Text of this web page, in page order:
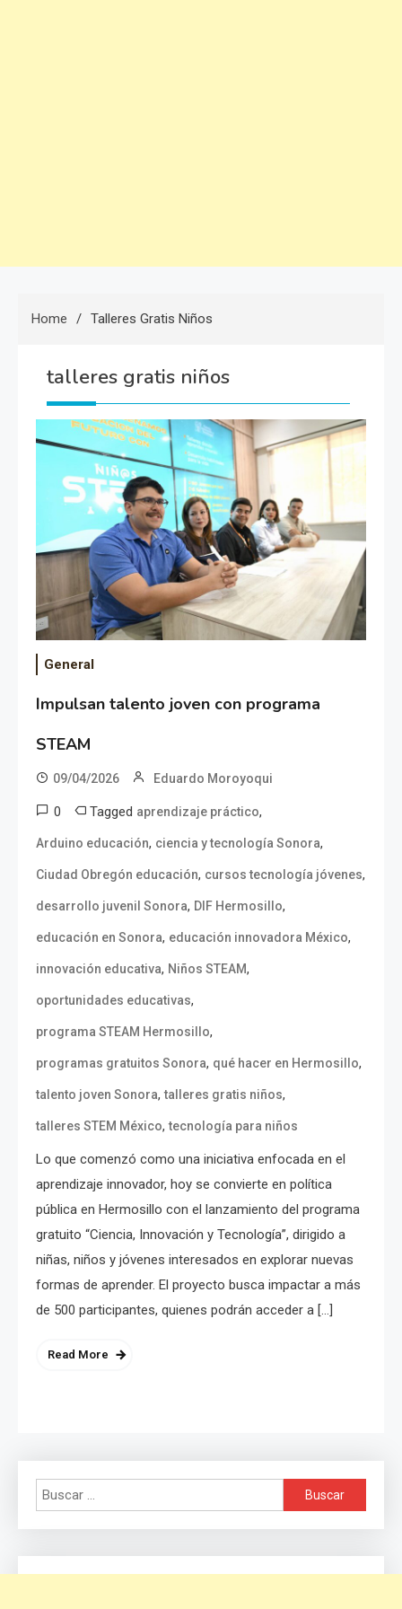
Home Talleres Gratis Niños
talleres gratis niños
General
Impulsan talento joven con programa
STEAM
09/04/2026 Eduardo Moroyoqui
0 Tagged aprendizaje práctico,
Arduino educación, ciencia y tecnología Sonora,
Ciudad Obregón educación, cursos tecnología jóvenes,
desarrollo juvenil Sonora, DIF Hermosillo,
educación en Sonora, educación innovadora México,
innovación educativa, Niños STEAM,
oportunidades educativas,
programa STEAM Hermosillo,
programas gratuitos Sonora, qué hacer en Hermosillo,
talento joven Sonora,talleres gratis niños,
talleres STEM México,tecnología para niños
Lo que comenzó como una iniciativa enfocada en el
aprendizaje innovador, hoy se convierte en política
pública en Hermosillo con el lanzamiento del programa
gratuito “Ciencia, Innovación y Tecnología”, dirigido a
niñas, niños y jóvenes interesados en explorar nuevas
formas de aprender. El proyecto busca impactar a más
de 500 participantes, quienes podrán acceder a […]
Read More
Buscar: